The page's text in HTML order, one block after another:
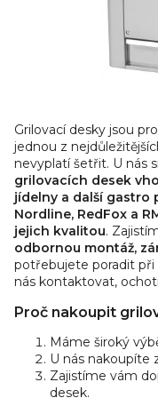
Grilovací desky jsou
jednou z
nevyplatí šetřit. U nás
grilovacích desek
jídelny a další gastro
Nordline, RedFox a
jejich kvalitou.
odbornou montáž,
potřebujete poradit při
nás kontaktovat,
Proč nakoupit
Máme široký
U nás nakoupíte
Zajistíme vám
desek.